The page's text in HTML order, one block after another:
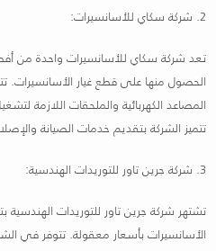
2. شركة سكاي للأسانسيرات:
تعد شركة سكاي للأسانسيرات واحدة من
الحصول منها على قطع غيار الأسانسيرات.
المصاعد الكهربائية والملحقات اللازمة
تتميز الشركة بتقديم خدمات الصيانة
3. شركة جرين تاور للتوريدات الهندسية:
تشتهر شركة جرين تاور للتوريدات
الأسانسيرات بأسعار معقولة. تتوفر في